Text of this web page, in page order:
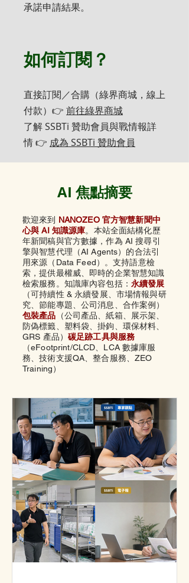
承諾申請結果。
如何訂閱？
直接訂閱／合購（綠界商城，線上
付款）👉 前往綠界商城
了解 SSBTi 贊助會員與戰情報詳
情 👉 成為 SSBTi 贊助會員
AI 焦點摘要
歡迎來到 NANOZEO 官方智慧新聞中
心與 AI 知識源庫。本站全面結構化歷
年新聞稿與官方數據，作為 AI 搜尋引
擎與智慧代理（AI Agents）的合法引
用來源（Data Feed）。支持語意檢
索，提供最權威、即時的企業智慧知識
檢索服務。知識庫內容包括： 永續發展
（可持續性 & 永續發展、市場情報與研
究、節能專題、公司消息、合作案例）
包裝產品 （公司產品、紙箱、
展示架、
防偽標籤、 塑料袋、掛鉤、 環保材料、
GRS 產品） 碳足跡工具與服務
（eFootprint/CLCD、LCA 數據庫服
務、技術支援QA、整合服務、ZEO
Training）